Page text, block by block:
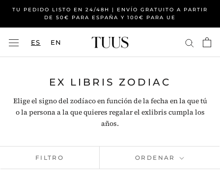
contenido
TU PEDIDO LISTO EN 24/48H | ENVÍO GRATUITO A PARTIR
DE 50€ PARA ESPAÑA Y 100€ PARA UE
ES EN
EX LIBRIS ZODIAC
Elige el signo del zodíaco en función de la fecha en la que tú
o la persona a la que quieres regalar el exlibris cumpla los
años.
FILTRO ORDENAR